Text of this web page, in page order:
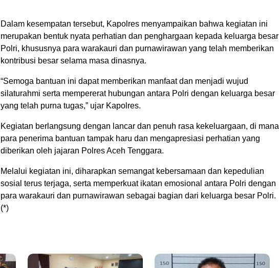
Dalam kesempatan tersebut, Kapolres menyampaikan bahwa kegiatan ini
merupakan bentuk nyata perhatian dan penghargaan kepada keluarga besar
Polri, khususnya para warakauri dan purnawirawan yang telah memberikan
kontribusi besar selama masa dinasnya.
“Semoga bantuan ini dapat memberikan manfaat dan menjadi wujud
silaturahmi serta mempererat hubungan antara Polri dengan keluarga besar
yang telah purna tugas,” ujar Kapolres.
Kegiatan berlangsung dengan lancar dan penuh rasa kekeluargaan, di mana
para penerima bantuan tampak haru dan mengapresiasi perhatian yang
diberikan oleh jajaran Polres Aceh Tenggara.
Melalui kegiatan ini, diharapkan semangat kebersamaan dan kepedulian
sosial terus terjaga, serta memperkuat ikatan emosional antara Polri dengan
para warakauri dan purnawirawan sebagai bagian dari keluarga besar Polri.
(*)